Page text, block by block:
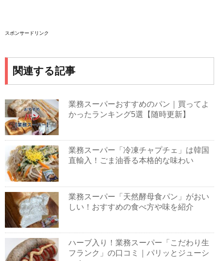
スポンサードリンク
関連する記事
業務スーパーおすすめのパン｜買ってよ
かったランキング5選【随時更新】
業務スーパー「冷凍チャプチェ」は韓国
直輸入！ごま油香る本格的な味わい
業務スーパー「天然酵母食パン」がおい
しい！おすすめの食べ方や味を紹介
ハーブ入り！業務スーパー「こだわり生
フランク」の口コミ｜パリッとジューシ